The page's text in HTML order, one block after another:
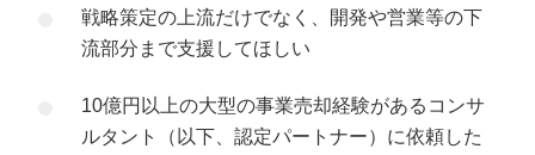
戦略策定の上流だけでなく、開発や営業等の下
流部分まで支援してほしい
10億円以上の大型の事業売却経験があるコンサ
ルタント（以下、認定パートナー）に依頼した